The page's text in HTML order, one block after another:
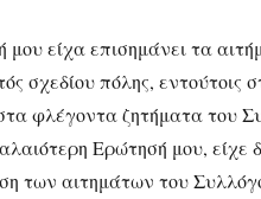
μου είχα επισημάνει τα
σχεδίου πόλης, εντούτοις
φλέγοντα ζητήματα του
Ερώτησή μου, είχε
των αιτημάτων του